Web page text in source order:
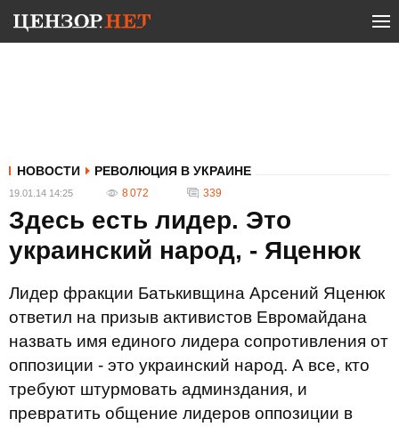
НОВОСТИ РЕВОЛЮЦИЯ В УКРАИНЕ
19.01.14 14:25 8 072 339
Здесь есть лидер. Это
украинский народ, - Яценюк
Лидер фракции Батькивщина Арсений Яценюк
ответил на призыв активистов Евромайдана
назвать имя единого лидера сопротивления от
оппозиции - это украинский народ. А все, кто
требуют штурмовать админздания, и
превратить общение лидеров оппозиции в